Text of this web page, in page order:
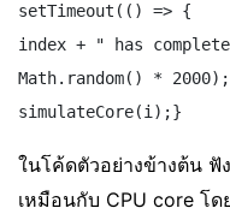
setTimeout(() => {
index + " has
Math.random() *
simulateCore(i);}
ในโค้ดตัวอย่างข้างต้น ฟั
เหมือนกับ CPU core โ